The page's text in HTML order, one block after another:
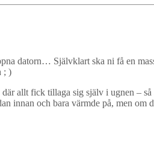
datorn… Självklart ska ni få en
; )
allt fick tillaga sig själv i ugnen –
innan och bara värmde på, men